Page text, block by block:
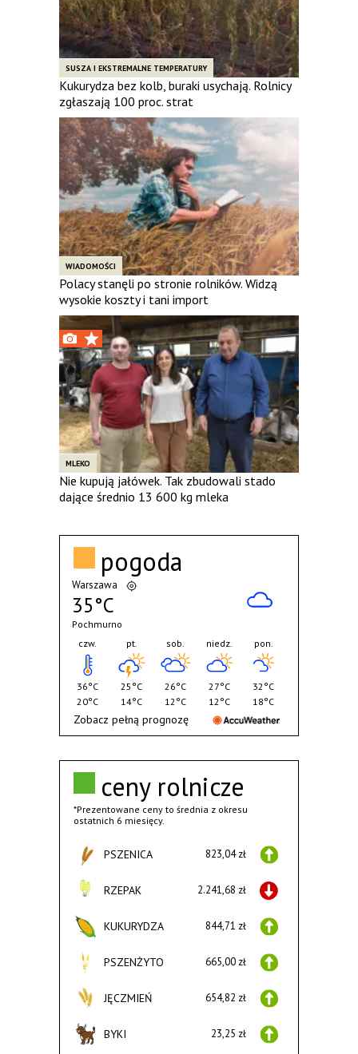
SUSZA I EKSTREMALNE TEMPERATURY
Kukurydza bez kolb, buraki usychają. Rolnicy
zgłaszają 100 proc. strat
WIADOMOŚCI
Polacy stanęli po stronie rolników. Widzą
wysokie koszty i tani import
MLEKO
Nie kupują jałówek. Tak zbudowali stado
dające średnio 13 600 kg mleka
ceny rolnicze
*Prezentowane ceny to średnia z okresu
ostatnich 6 miesięcy.
PSZENICA 823,04 zł
RZEPAK 2.241,68 zł
KUKURYDZA 844,71 zł
PSZENŻYTO 665,00 zł
JĘCZMIEŃ 654,82 zł
BYKI 23,25 zł
pogoda
Warszawa
35°C
Pochmurno
czw.
36°C
20°C
pt.
25°C
14°C
sob.
26°C
12°C
niedz.
27°C
12°C
pon.
32°C
18°C
Zobacz pełną prognozę